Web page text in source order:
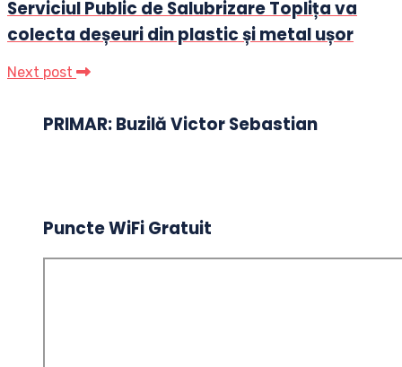
Serviciul Public de Salubrizare Toplița va
colecta deșeuri din plastic și metal ușor
Next post
PRIMAR: Buzilă Victor Sebastian
Puncte WiFi Gratuit